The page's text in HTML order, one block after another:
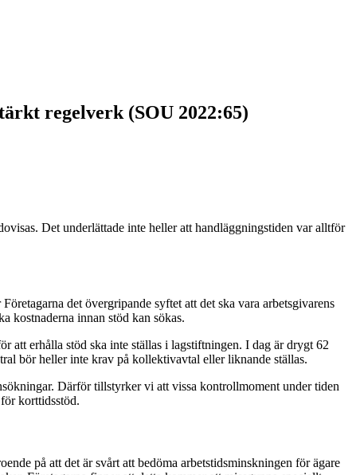
regelverk (SOU 2022:65)
Det underlättade inte heller att handläggningstiden var alltför
det övergripande syftet att det ska vara arbetsgivarens
kostnaderna innan stöd kan sökas.
att erhålla stöd ska inte ställas i lagstiftningen. I dag är drygt 62
bör heller inte krav på kollektivavtal eller liknande ställas.
Därför tillstyrker vi att vissa kontrollmoment under tiden
korttidsstöd.
på att det är svårt att bedöma arbetstidsminskningen för ägare